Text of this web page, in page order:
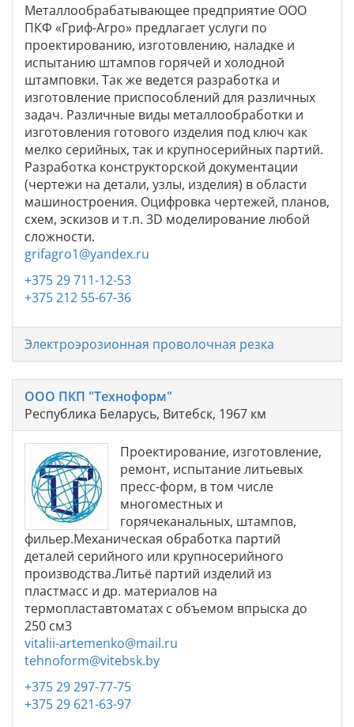
Металлообрабатывающее предприятие ООО
ПКФ «Гриф-Агро» предлагает услуги по
проектированию, изготовлению, наладке и
испытанию штампов горячей и холодной
штамповки. Так же ведется разработка и
изготовление приспособлений для различных
задач. Различные виды металлообработки и
изготовления готового изделия под ключ как
мелко серийных, так и крупносерийных партий.
Разработка конструкторской документации
(чертежи на детали, узлы, изделия) в области
машиностроения. Оцифровка чертежей, планов,
схем, эскизов и т.п. 3D моделирование любой
сложности.
grifagro1@yandex.ru
+375 29 711-12-53
+375 212 55-67-36
Электроэрозионная проволочная резка
ООО ПКП "Техноформ"
Республика Беларусь, Витебск, 1967 км
Проектирование, изготовление,
ремонт, испытание литьевых
пресс-форм, в том числе
многоместных и
горячеканальных, штампов,
фильер.Механическая обработка партий
деталей серийного или крупносерийного
производства.Литьё партий изделий из
пластмасс и др. материалов на
термопластавтоматах с объемом впрыска до
250 см3
vitalii-artemenko@mail.ru
tehnoform@vitebsk.by
+375 29 297-77-75
+375 29 621-63-97